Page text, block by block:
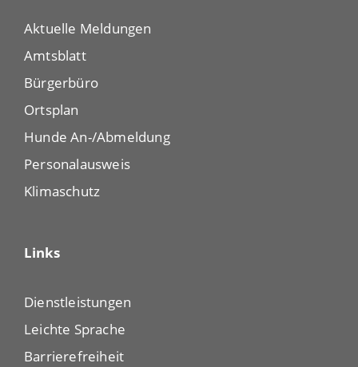
Aktuelle Meldungen
Amtsblatt
Bürgerbüro
Ortsplan
Hunde An-/Abmeldung
Personalausweis
Klimaschutz
Links
Dienstleistungen
Leichte Sprache
Barrierefreiheit